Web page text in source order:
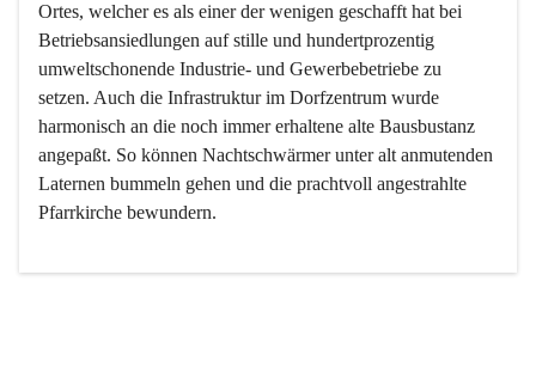
Ortes, welcher es als einer der wenigen geschafft hat bei
Betriebsansiedlungen auf stille und hundertprozentig
umweltschonende Industrie- und Gewerbebetriebe zu
setzen. Auch die Infrastruktur im Dorfzentrum wurde
harmonisch an die noch immer erhaltene alte Bausbustanz
angepaßt. So können Nachtschwärmer unter alt anmutenden
Laternen bummeln gehen und die prachtvoll angestrahlte
Pfarrkirche bewundern.
Der Weinbau dominert heute nicht mehr, ist aber integrativer